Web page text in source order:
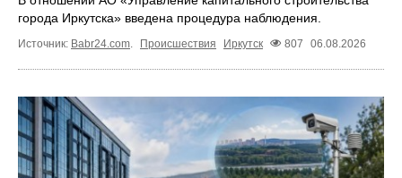
города Иркутска» введена процедура наблюдения.
Источник: Babr24.com. Происшествия Иркутск 807 06.08.2026